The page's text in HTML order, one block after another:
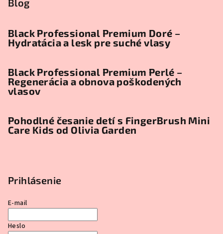
Blog
Black Professional Premium Doré –
Hydratácia a lesk pre suché vlasy
Black Professional Premium Perlé –
Regenerácia a obnova poškodených
vlasov
Pohodlné česanie detí s FingerBrush Mini
Care Kids od Olivia Garden
Prihlásenie
E-mail
Heslo